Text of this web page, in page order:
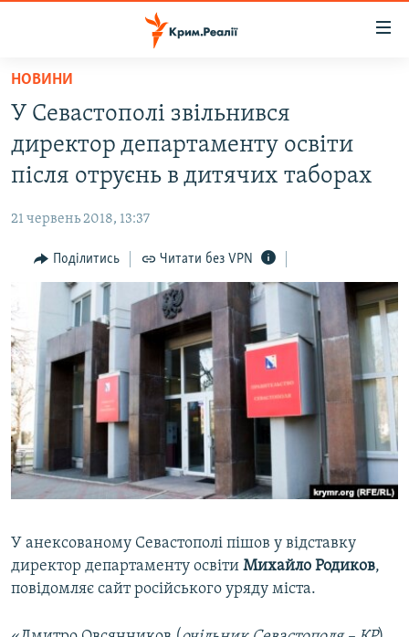
Перейти
основного
матеріалу
Перейти
до
основної
навігації
Перейти
пошуку
ВІДЕО ТА ФОТО
БЛОГИ
ПОГЛЯД
ІНТЕРВ'Ю
ВСЕ ЗА ДЕНЬ
СПЕЦПРОЕКТИ
ДЕПОРТАЦІЯ
ВІДЕОУРОКИ «ELIFBE»
СВІДЧЕННЯ ОКУПАЦІЇ
УКРАЇНСЬКА ПРОБЛЕМА КРИМУ
ЯК ОБІЙТИ БЛОКУВАННЯ
Русский
Qırımtatar
НОВИНИ
У Севастополі звільнився
директор департаменту освіти
після отруєнь в дитячих таборах
21 червень 2018, 13:37
Поділитись Читати без VPN
У анексованому Севастополі пішов у відставку
директор департаменту освіти Михайло Родиков,
повідомляє сайт російського уряду міста.